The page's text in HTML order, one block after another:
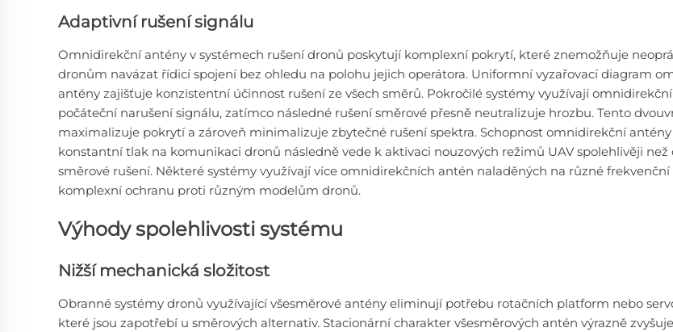
Adaptivní rušení signálu
Omnidirekční antény v systémech rušení dronů poskytují komplexní pokrytí, které znemožňuje
dronům navázat řídicí spojení bez ohledu na polohu jejich operátora. Uniformní vyzařovací diagram
antény zajišťuje konzistentní účinnost rušení ze všech směrů. Pokročilé systémy využívají
počáteční narušení signálu, zatímco následné rušení směrové přesně neutralizuje hrozbu. Tento
maximalizuje pokrytí a zároveň minimalizuje zbytečné rušení spektra. Schopnost omnidirekční
konstantní tlak na komunikaci dronů následně vede k aktivaci nouzových režimů UAV spolehlivěji než
směrové rušení. Některé systémy využívají více omnidirekčních antén naladěných na různé
komplexní ochranu proti různým modelům dronů.
Výhody spolehlivosti systému
Nižší mechanická složitost
Obranné systémy dronů využívající všesměrové antény eliminují potřebu rotačních platform nebo
které jsou zapotřebí u směrových alternativ. Stacionární charakter všesměrových antén výrazně